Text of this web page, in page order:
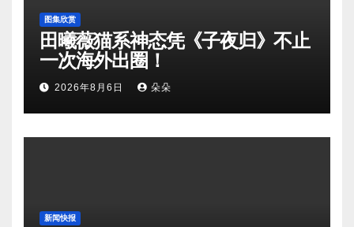
图集欣赏
田曦薇猫系神态凭《子夜归》不止
一次海外出圈！
2026年8月6日 朵朵
新闻快报